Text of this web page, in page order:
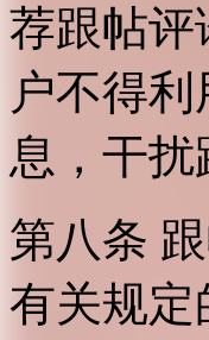
荐跟帖评
户不得
息，干
第八条
有关规定